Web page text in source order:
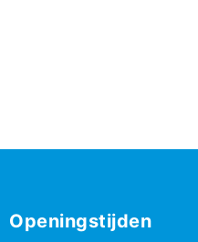
Openingstijden